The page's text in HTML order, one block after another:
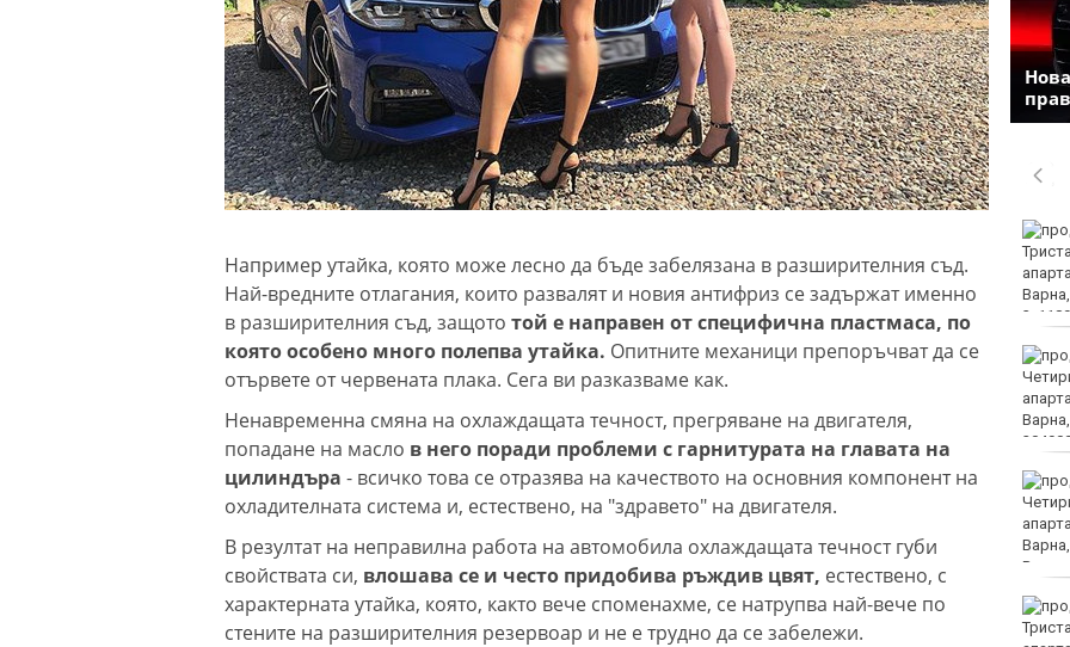
Например утайка, която може лесно да бъде забелязана в разширителния съд.
Най-вредните отлагания, които развалят и новия антифриз се задържат именно
в разширителния съд, защото той е направен от специфична пластмаса, по
която особено много полепва утайка. Опитните механици препоръчват да се
отървете от червената плака. Сега ви разказваме как.
Ненавременна смяна на охлаждащата течност, прегряване на двигателя,
попадане на масло в него поради проблеми с гарнитурата на главата на
цилиндъра - всичко това се отразява на качеството на основния компонент на
охладителната система и, естествено, на "здравето" на двигателя.
В резултат на неправилна работа на автомобила охлаждащата течност губи
свойствата си, влошава се и често придобива ръждив цвят, естествено, с
характерната утайка, която, както вече споменахме, се натрупва най-вече по
стените на разширителния резервоар и не е трудно да се забележи.
Военноморското
училище във Варна
Няма дълбоки кратери
Хванаха за ден 31
шофьори с алкохол или
Хаджирусев смени
Черно море Тича с Локо